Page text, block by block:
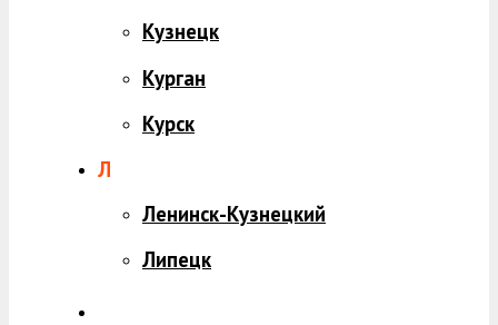
Кузнецк
Курган
Курск
Л
Ленинск-Кузнецкий
Липецк